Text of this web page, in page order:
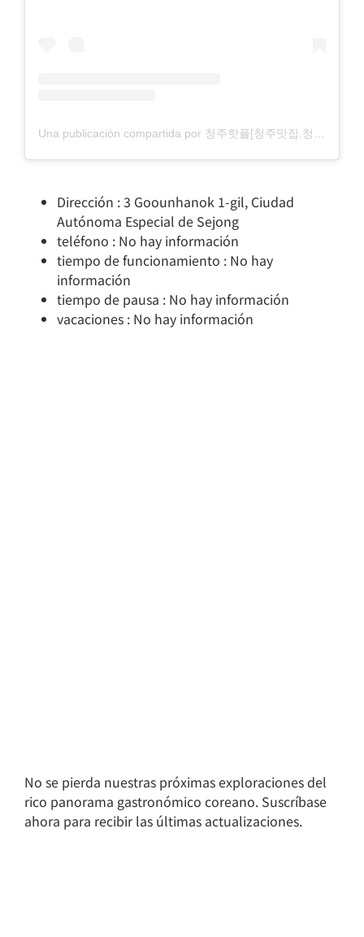
Una publicación compartida por 청주핫플[청주맛집.청주카페.청주데이트] (@hotcheongju)
Dirección : 3 Goounhanok 1-gil, Ciudad
Autónoma Especial de Sejong
teléfono : No hay información
tiempo de funcionamiento : No hay
información
tiempo de pausa : No hay información
vacaciones : No hay información
No se pierda nuestras próximas exploraciones del
rico panorama gastronómico coreano. Suscríbase
ahora para recibir las últimas actualizaciones.